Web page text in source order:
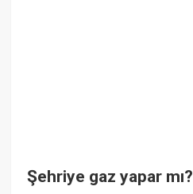
Şehriye gaz yapar mı?